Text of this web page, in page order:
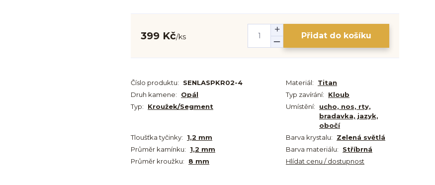
399 Kč/ks Přidat do košíku
Číslo produktu: SENLASPKR02-4 Materiál:
Titan
Druh kamene:
Opál Typ zavírání:
Kloub
Typ:
Kroužek/Segment Umístění:
ucho, nos, rty,
bradavka, jazyk,
obočí
Tloušťka tyčinky:
1,2 mm Barva krystalu:
Zelená světlá
Průměr kamínku:
1,2 mm Barva materiálu:
Stříbrná
Průměr kroužku:
8 mm Hlídat cenu / dostupnost